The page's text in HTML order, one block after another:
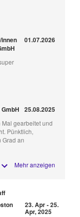
01.07.2026
25.08.2025
Mal gearbeitet und
Pünktlich,
Grad an
Mehr anzeigen
23. Apr - 25.
Apr, 2025